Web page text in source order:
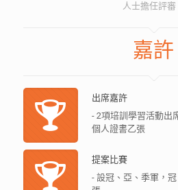
人士擔任評審
嘉許
出席嘉許
- 2項培訓學習活動出
個人證書乙張
提案比賽
- 設冠、亞、季軍，